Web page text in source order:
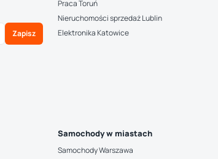
Zapisz
Praca Toruń
Nieruchomości sprzedaż Lublin
Elektronika Katowice
Samochody w miastach
Samochody Warszawa